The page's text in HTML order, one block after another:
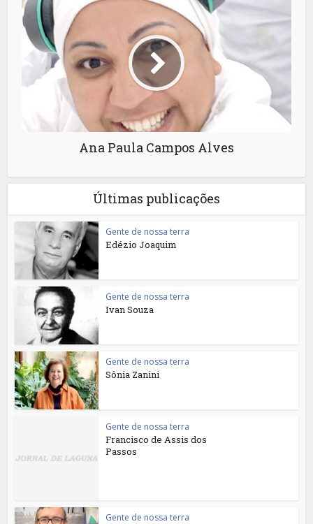
Ana Paula Campos Alves
Últimas publicações
Gente de nossa terra
Edézio Joaquim
Gente de nossa terra
Ivan Souza
Gente de nossa terra
Sônia Zanini
Gente de nossa terra
Francisco de Assis dos
Passos
Gente de nossa terra